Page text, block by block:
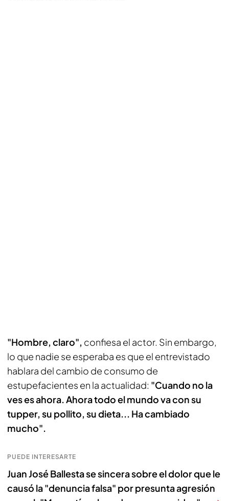
"Hombre, claro", confiesa el actor. Sin embargo,
lo que nadie se esperaba es que el entrevistado
hablara del cambio de consumo de
estupefacientes en la actualidad: "Cuando no la
ves es ahora. Ahora todo el mundo va con su
tupper, su pollito, su dieta... Ha cambiado
mucho".
PUEDE INTERESARTE
Juan José Ballesta se sincera sobre el dolor que le
causó la "denuncia falsa" por presunta agresión